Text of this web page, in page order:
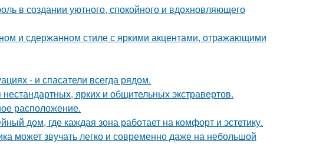
в создании уютного, спокойного и вдохновляющего
и сдержанном стиле с яркими акцентами, отражающими
- и спасатели всегда рядом.
ярких и общительных экстравертов.
расположение.
дом, где каждая зона работает на комфорт и эстетику.
может звучать легко и современно даже на небольшой